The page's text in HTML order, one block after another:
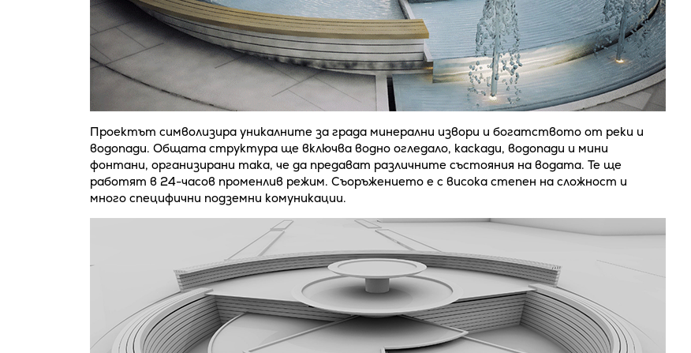
Проектът символизира уникалните за града минерални извори и богатството от реки и
водопади. Общата структура ще включва водно огледало, каскади, водопади и мини
фонтани, организирани така, че да предават различните състояния на водата. Те ще
работят в 24-часов променлив режим. Съоръжението е с висока степен на сложност и
много специфични подземни комуникации.